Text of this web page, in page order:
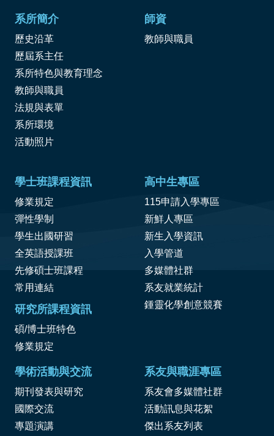
系所簡介
歷史沿革
歷屆系主任
系所特色與教育理念
教師與職員
法規與表單
系所環境
活動照片
師資
教師與職員
學士班課程資訊
修業規定
彈性學制
學生出國研習
全英語授課班
先修碩士班課程
常用連結
研究所課程資訊
碩/博士班特色
修業規定
高中生專區
115申請入學專區
新鮮人專區
新生入學資訊
入學管道
多媒體社群
系友就業統計
鍾靈化學創意競賽
學術活動與交流
期刊發表與研究
國際交流
專題演講
系友與職涯專區
系友會多媒體社群
活動訊息與花絮
傑出系友列表